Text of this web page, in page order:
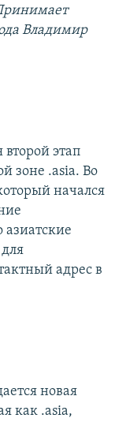
Владимир
второй этап
зоне .asia. Во
начался
адрес в
новая
как .asia,